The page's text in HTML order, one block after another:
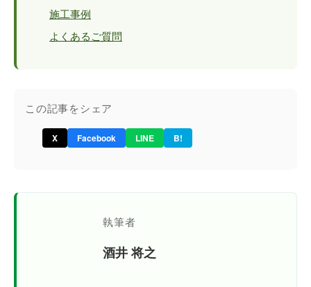
施工事例
よくあるご質問
この記事をシェア
X Facebook LINE B!
執筆者
酒井 将之